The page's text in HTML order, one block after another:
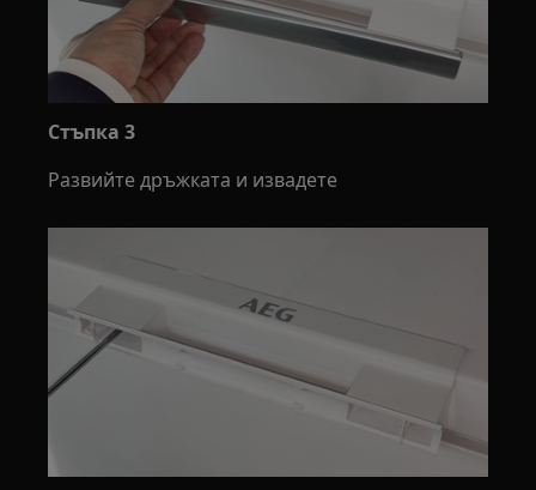
Стъпка 3
Развийте дръжката и извадете